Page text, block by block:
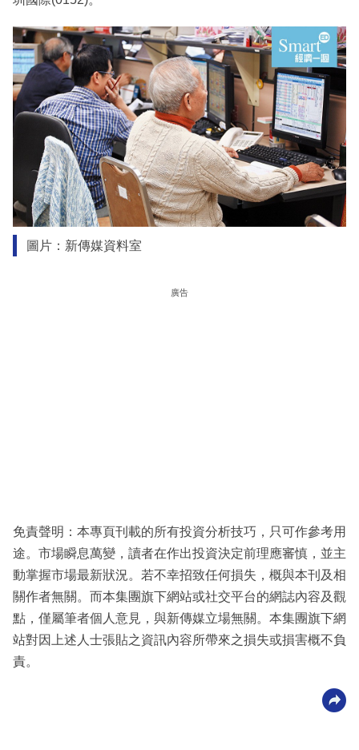
圖片：新傳媒資料室
廣告
免責聲明：本專頁刊載的所有投資分析技巧，只可作參考用
途。市場瞬息萬變，讀者在作出投資決定前理應審慎，並主
動掌握市場最新狀況。若不幸招致任何損失，概與本刊及相
關作者無關。而本集團旗下網站或社交平台的網誌內容及觀
點，僅屬筆者個人意見，與新傳媒立場無關。本集團旗下網
站對因上述人士張貼之資訊內容所帶來之損失或損害概不負
責。